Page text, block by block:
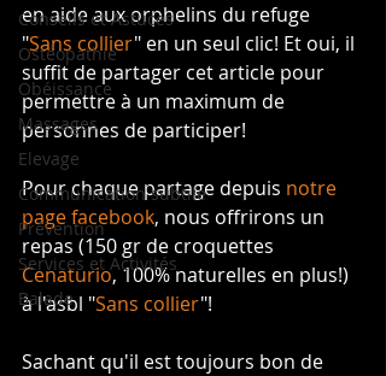
Conseils et Astuces
Ostéopathie
Obéissance
Massages
Elevage
Communication subtile
Prévention
Services et Activités
Balade
en aide aux orphelins du refuge
"Sans collier" en un seul clic! Et oui, il
suffit de partager cet article pour
permettre à un maximum de
personnes de participer!
Pour chaque partage depuis notre
page facebook, nous offrirons un
repas (150 gr de croquettes
Cenaturio, 100% naturelles en plus!)
à l'asbl "Sans collier"!
Sachant qu'il est toujours bon de